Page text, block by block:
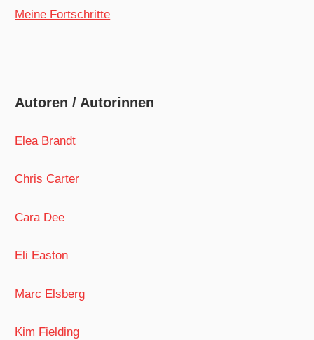
Meine Fortschritte
Autoren / Autorinnen
Elea Brandt
Chris Carter
Cara Dee
Eli Easton
Marc Elsberg
Kim Fielding